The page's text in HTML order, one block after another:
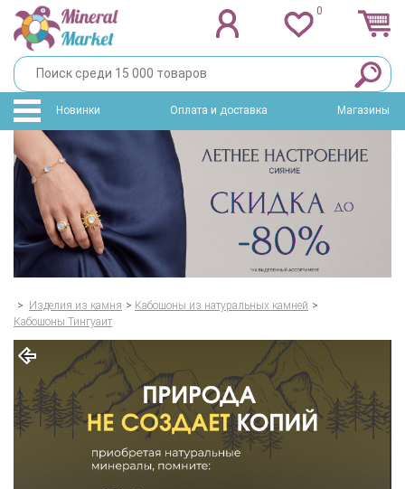
0
Новинки Оплата и доставка Магазины
> Изделия из камня > Кабошоны из натуральных камней >
Кабошоны Тингуаит